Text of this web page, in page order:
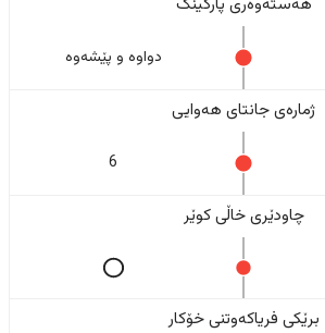
دواوە و پێشەوە
ژمارەی جانتای هەوایی
6
چاودێری خاڵی کوێر
برێکی فریاکەوتنی خۆکار